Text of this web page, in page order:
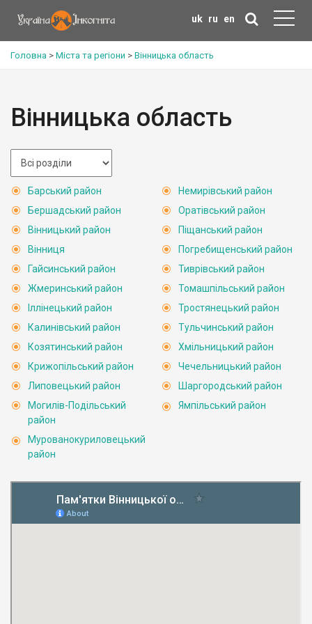
uk ru en
Головна > Міста та регіони > Вінницька область
Вінницька область
Барський район
Бершадський район
Вінницький район
Вінниця
Гайсинський район
Жмеринський район
Іллінецький район
Калинівський район
Козятинський район
Крижопільський район
Липовецький район
Могилів-Подільський
район
Мурованокуриловецький
район
Немирівський район
Оратівський район
Піщанський район
Погребищенський район
Тиврівський район
Томашпільський район
Тростянецький район
Тульчинський район
Хмільницький район
Чечельницький район
Шаргородський район
Ямпільський район